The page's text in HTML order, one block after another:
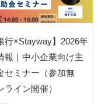
行×Stayway】2026年
報｜中小企業向け主
セミナー（参加無
ライン開催）